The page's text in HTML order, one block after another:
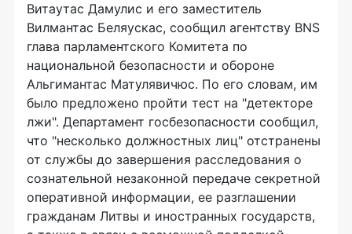
Витаутас Дамулис и его заместитель
Вилмантас Беляускас, сообщил агентству BNS
глава парламентского Комитета по
национальной безопасности и обороне
Альгимантас Матулявичюс. По его словам, им
было предложено пройти тест на "детекторе
лжи". Департамент госбезопасности сообщил,
что "несколько должностных лиц" отстранены
от службы до завершения расследования о
сознательной незаконной передаче секретной
оперативной информации, ее разглашении
гражданам Литвы и иностранных государств,